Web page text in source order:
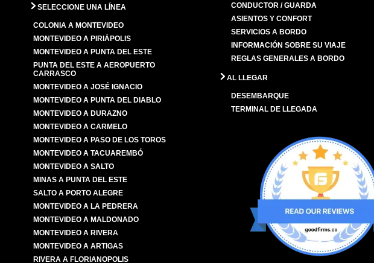
SELECCIONE UNA LÍNEA
COLONIA A MONTEVIDEO
MONTEVIDEO A PIRIÁPOLIS
MONTEVIDEO A PUNTA DEL ESTE
PUNTA DEL ESTE A AEROPUERTO
CARRASCO
MONTEVIDEO A JOSÉ IGNACIO
MONTEVIDEO A PUNTA DEL DIABLO
MONTEVIDEO A DURAZNO
MONTEVIDEO A CARMELO
MONTEVIDEO A PASO DE LOS TOROS
MONTEVIDEO A TACUAREMBÓ
MONTEVIDEO A SALTO
MINAS A PUNTA DEL ESTE
SALTO A PORTO ALEGRE
MONTEVIDEO A LA PEDRERA
MONTEVIDEO A MALDONADO
MONTEVIDEO A RIVERA
MONTEVIDEO A ARTIGAS
RIVERA A FLORIANOPOLIS
CONDUCTOR / GUARDA
ASIENTOS Y CONFORT
SERVICIOS A BORDO
INFORMACIÓN SOBRE SU VIAJE
REGLAS GENERALES A BORDO
AL LLEGAR
DESEMBARQUE
TERMINAL DE LLEGADA